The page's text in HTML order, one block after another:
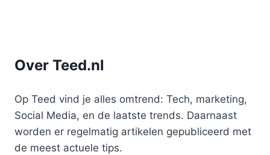
Over Teed.nl
Op Teed vind je alles omtrend: Tech, marketing,
Social Media, en de laatste trends. Daarnaast
worden er regelmatig artikelen gepubliceerd met
de meest actuele tips.